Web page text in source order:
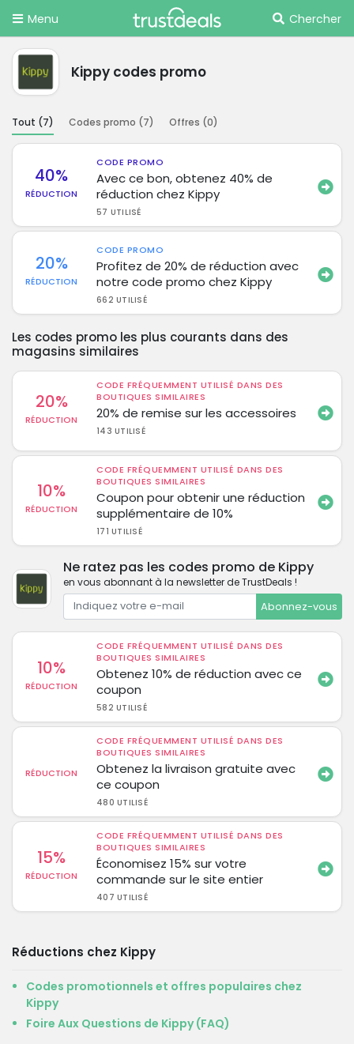
Menu Chercher
Kippy codes promo
Tout (7) Codes promo (7) Offres (0)
40%
RÉDUCTION
CODE PROMO
Avec ce bon, obtenez 40% de
réduction chez Kippy
57 UTILISÉ
20%
RÉDUCTION
CODE PROMO
Profitez de 20% de réduction avec
notre code promo chez Kippy
662 UTILISÉ
Les codes promo les plus courants dans des
magasins similaires
20%
RÉDUCTION
CODE FRÉQUEMMENT UTILISÉ DANS DES
BOUTIQUES SIMILAIRES
20% de remise sur les accessoires
143 UTILISÉ
10%
RÉDUCTION
CODE FRÉQUEMMENT UTILISÉ DANS DES
BOUTIQUES SIMILAIRES
Coupon pour obtenir une réduction
supplémentaire de 10%
171 UTILISÉ
Ne ratez pas les codes promo de Kippy
en vous abonnant à la newsletter de TrustDeals !
Abonnez-vous
10%
RÉDUCTION
CODE FRÉQUEMMENT UTILISÉ DANS DES
BOUTIQUES SIMILAIRES
Obtenez 10% de réduction avec ce
coupon
582 UTILISÉ
RÉDUCTION
CODE FRÉQUEMMENT UTILISÉ DANS DES
BOUTIQUES SIMILAIRES
Obtenez la livraison gratuite avec
ce coupon
480 UTILISÉ
15%
RÉDUCTION
CODE FRÉQUEMMENT UTILISÉ DANS DES
BOUTIQUES SIMILAIRES
Économisez 15% sur votre
commande sur le site entier
407 UTILISÉ
Réductions chez Kippy
Codes promotionnels et offres populaires chez
Kippy
Foire Aux Questions de Kippy (FAQ)